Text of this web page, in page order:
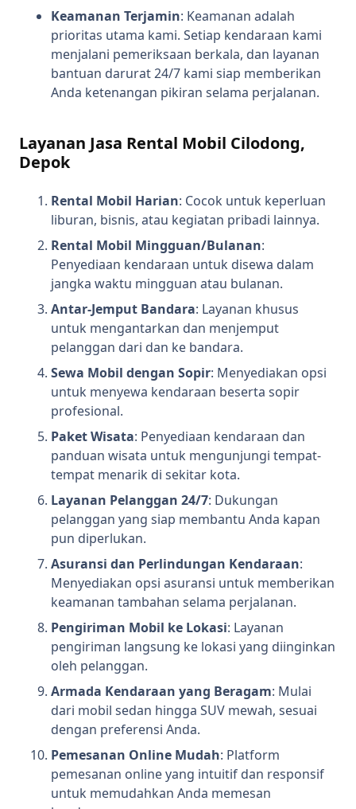
Keamanan Terjamin: Keamanan adalah
prioritas utama kami. Setiap kendaraan kami
menjalani pemeriksaan berkala, dan layanan
bantuan darurat 24/7 kami siap memberikan
Anda ketenangan pikiran selama perjalanan.
Layanan Jasa Rental Mobil Cilodong,
Depok
Rental Mobil Harian: Cocok untuk keperluan
liburan, bisnis, atau kegiatan pribadi lainnya.
Rental Mobil Mingguan/Bulanan:
Penyediaan kendaraan untuk disewa dalam
jangka waktu mingguan atau bulanan.
Antar-Jemput Bandara: Layanan khusus
untuk mengantarkan dan menjemput
pelanggan dari dan ke bandara.
Sewa Mobil dengan Sopir: Menyediakan opsi
untuk menyewa kendaraan beserta sopir
profesional.
Paket Wisata: Penyediaan kendaraan dan
panduan wisata untuk mengunjungi tempat-
tempat menarik di sekitar kota.
Layanan Pelanggan 24/7: Dukungan
pelanggan yang siap membantu Anda kapan
pun diperlukan.
Asuransi dan Perlindungan Kendaraan:
Menyediakan opsi asuransi untuk memberikan
keamanan tambahan selama perjalanan.
Pengiriman Mobil ke Lokasi: Layanan
pengiriman langsung ke lokasi yang diinginkan
oleh pelanggan.
Armada Kendaraan yang Beragam: Mulai
dari mobil sedan hingga SUV mewah, sesuai
dengan preferensi Anda.
Pemesanan Online Mudah: Platform
pemesanan online yang intuitif dan responsif
untuk memudahkan Anda memesan